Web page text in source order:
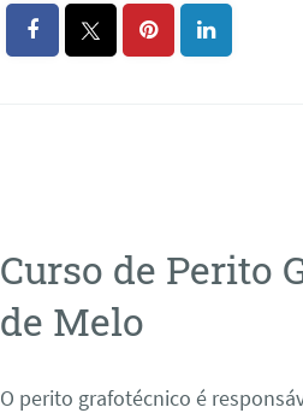
Curso de Perito
de Melo
O perito grafotécnico é